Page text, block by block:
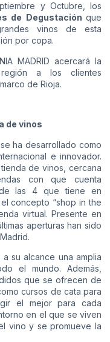
y Octubre, los
de Degustación que
vinos de esta
por copa.
MADRID acercará la
a los clientes
de Rioja.
de vinos
ha desarrollado como
e innovador.
de vinos, cercana
con que cuenta
las 4 que tiene en
concepto “shop in the
virtual. Presente en
aperturas han sido
su alcance una amplia
el mundo. Además,
que se ofrecen de
cursos de cata para
el mejor para cada
en el que se viven
vino y se promueve la